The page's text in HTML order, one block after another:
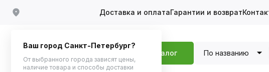
Доставка и оплатаГарантии и возврат
Каталог По названию
Ваш город Санкт-Петербург?
От выбранного города зависят цены,
наличие товара и способы доставки